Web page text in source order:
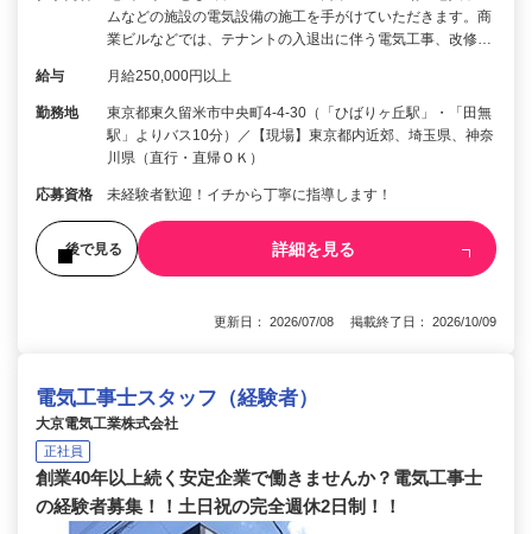
ムなどの施設の電気設備の施工を手がけていただきます。商
業ビルなどでは、テナントの入退出に伴う電気工事、改修…
給与 月給250,000円以上
勤務地
東京都東久留米市中央町4-4-30（「ひばりヶ丘駅」・「田無
駅」よりバス10分）／【現場】東京都内近郊、埼玉県、神奈
川県（直行・直帰ＯＫ）
応募資格 未経験者歓迎！イチから丁寧に指導します！
後で見る 詳細を見る
更新日： 2026/07/08 掲載終了日： 2026/10/09
電気工事士スタッフ（経験者）
大京電気工業株式会社
正社員
創業40年以上続く安定企業で働きませんか？電気工事士
の経験者募集！！土日祝の完全週休2日制！！